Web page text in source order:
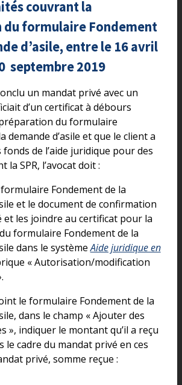
couvrant la
du formulaire Fondement
d’asile, entre le 16 avril
septembre 2019
un mandat privé avec un
d’un certificat à débours
du formulaire
demande d’asile et que le client a
fonds de l’aide juridique pour des
la SPR, l’avocat doit :
Fondement de la
et le document de confirmation
et les joindre au certificat pour la
formulaire Fondement de la
dans le systèmeAide juridique en
« Autorisation/modification
le formulaire Fondement de la
dans le champ « Ajouter des
», indiquer le montant qu’il a reçu
le cadre du mandat privé en ces
privé, somme reçue :